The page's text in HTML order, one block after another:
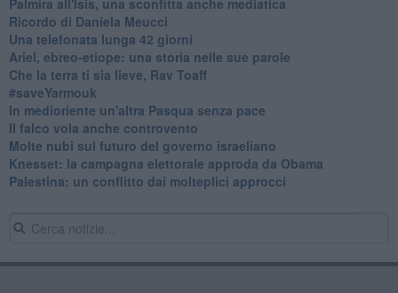
Ricordo di Daniela Meucci
​Una telefonata lunga 42 giorni
​Ariel, ebreo-etiope: una storia nelle sue parole
Che la terra ti sia lieve, Rav Toaff
​#saveYarmouk
​In medioriente un'altra Pasqua senza pace
​Il falco vola anche controvento
Molte nubi sul futuro del governo israeliano
Knesset: la campagna elettorale approda da Obama
Palestina: un conflitto dai molteplici approcci